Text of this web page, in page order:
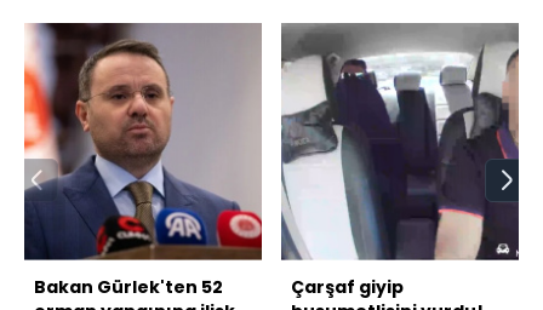
Bakan Gürlek'ten 52
Çarşaf giyip